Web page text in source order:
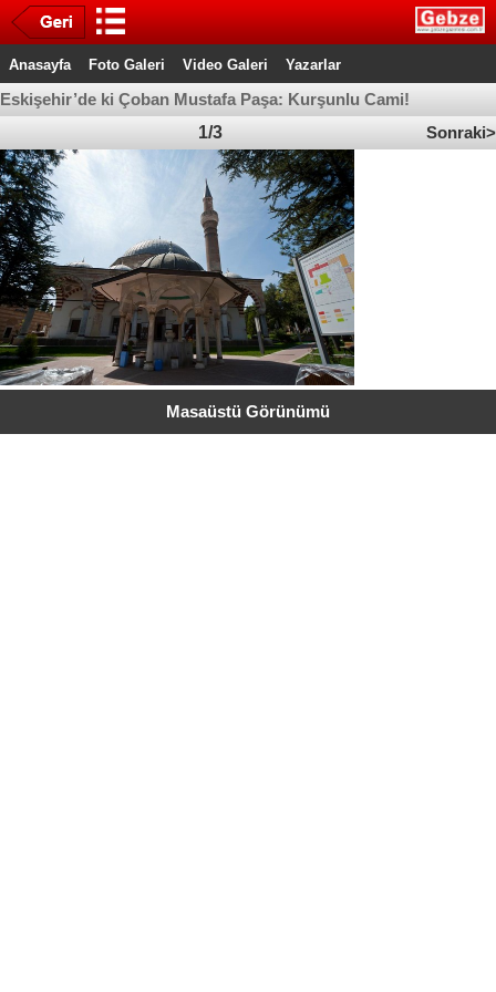
Anasayfa Foto Galeri Video Galeri Yazarlar
Eskişehir’de ki Çoban Mustafa Paşa: Kurşunlu Cami!
Sonraki>
1/3
Masaüstü Görünümü